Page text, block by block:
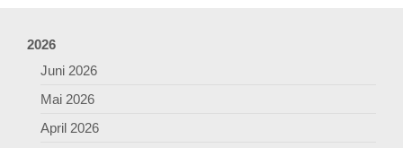
2026
Juni 2026
Mai 2026
April 2026